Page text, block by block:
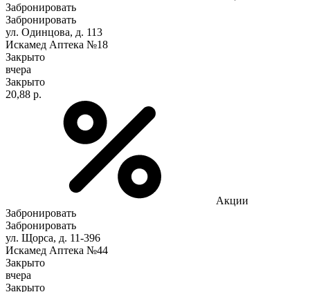
Забронировать
Забронировать
ул. Одинцова, д. 113
Искамед Аптека №18
Закрыто
вчера
Закрыто
20,88 р.
Акции
Забронировать
Забронировать
ул. Щорса, д. 11-396
Искамед Аптека №44
Закрыто
вчера
Закрыто